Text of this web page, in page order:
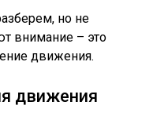
но не
внимание – это
движения.
движения